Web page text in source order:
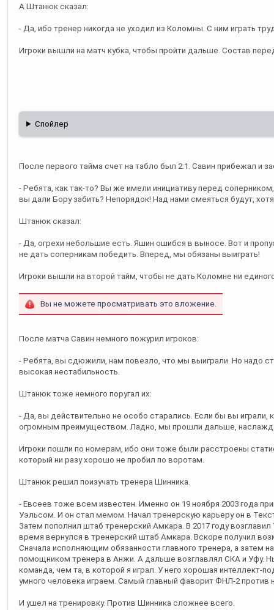
А Штанюк сказал:
- Да, ибо тренер никогда не уходил из Коломны. С ним играть
Игроки вышли на матч кубка, чтобы пройти дальше. Состав
Спойлер
После первого тайма счет на табло был 2:1. Савин прибежал и
- Ребята, как так-то? Вы же имели инициативу перед
вы дали Бору забить? Непорядок! Над нами смеяться будут,
Штанюк сказал:
- Да, огрехи небольшие есть. Яшин ошибся в выносе. Вот и
не дать соперникам победить. Вперед, мы обязаны выиграть!
Игроки вышли на второй тайм, чтобы не дать Коломне ни
Вы не можете просматривать это вложение.
После матча Савин немного пожурил игроков:
- Ребята, вы сдюжили, нам повезло, что мы выиграли. Но надо
высокая нестабильность.
Штанюк тоже немного поругал их:
- Да, вы действительно не особо старались. Если бы вы
огромным преимуществом. Ладно, мы прошли дальше,
Игроки пошли по номерам, ибо они тоже были расстроены
который ни разу хорошо не пробил по воротам.
Штанюк решил поизучать тренера Шинника.
- Евсеев тоже всем известен. Именно он 19 ноября 2003 года
Уэльсом. И он стал мемом. Начал тренерскую карьеру он в
Затем пополнил штаб тренерский Амкара. В 2017 году
время вернулся в тренерский штаб Амкара. Вскоре получил
Сначала исполняющим обязанности главного тренера, а затем
помощником тренера в Анжи. А дальше возглавлял СКА и Уфу.
команда, чем та, в которой я играл. У него хорошая интеллект-
умного человека играем. Самый главный фаворит ФНЛ-2 против
И ушел на тренировку. Против Шинника сложнее всего.